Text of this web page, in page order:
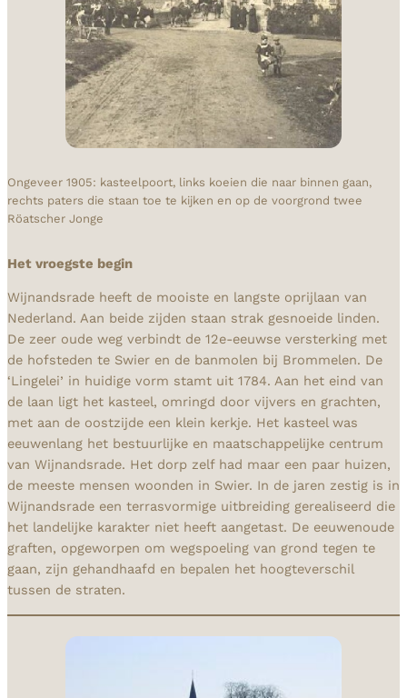
Ongeveer 1905: kasteelpoort, links koeien die naar binnen gaan,
rechts paters die staan toe te kijken en op de voorgrond twee
Röatscher Jonge
Het vroegste begin
Wijnandsrade heeft de mooiste en langste oprijlaan van
Nederland. Aan beide zijden staan strak gesnoeide linden.
De zeer oude weg verbindt de 12e-eeuwse versterking met
de hofsteden te Swier en de banmolen bij Brommelen. De
‘Lingelei’ in huidige vorm stamt uit 1784. Aan het eind van
de laan ligt het kasteel, omringd door vijvers en grachten,
met aan de oostzijde een klein kerkje. Het kasteel was
eeuwenlang het bestuurlijke en maatschappelijke centrum
van Wijnandsrade. Het dorp zelf had maar een paar huizen,
de meeste mensen woonden in Swier. In de jaren zestig is in
Wijnandsrade een terrasvormige uitbreiding gerealiseerd die
het landelijke karakter niet heeft aangetast. De eeuwenoude
graften, opgeworpen om wegspoeling van grond tegen te
gaan, zijn gehandhaafd en bepalen het hoogteverschil
tussen de straten.